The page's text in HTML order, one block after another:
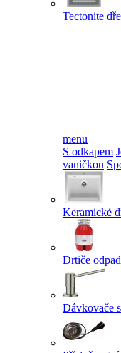
Tectonite
menu
S odkapem
vaničkou
Keramické
Drtiče
Dávkovače